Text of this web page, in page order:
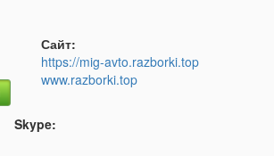
Сайт:
https://mig-avto.razborki.top
www.razborki.top
Skype: